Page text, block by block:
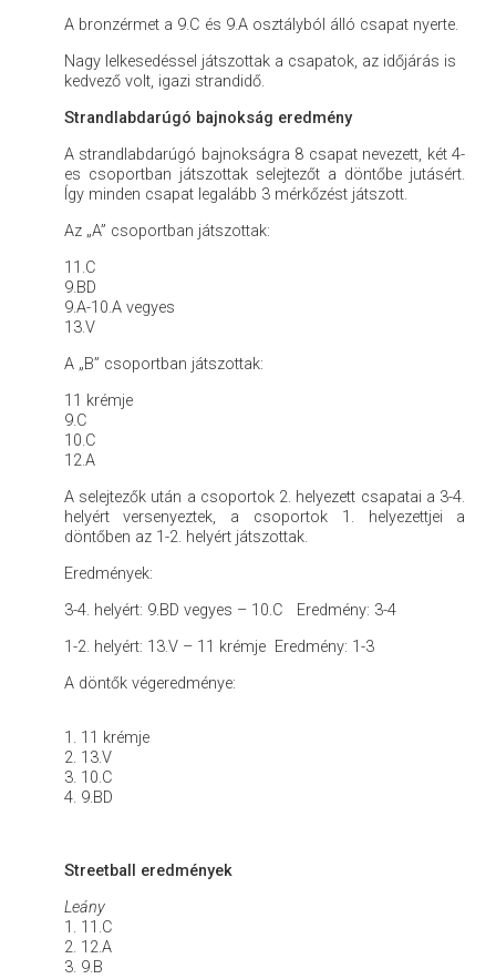
A bronzérmet a 9.C és 9.A osztályból álló csapat nyerte.
Nagy lelkesedéssel játszottak a csapatok, az időjárás is
kedvező volt, igazi strandidő.
Strandlabdarúgó bajnokság eredmény
A strandlabdarúgó bajnokságra 8 csapat nevezett, két 4-
es csoportban játszottak selejtezőt a döntőbe jutásért.
Így minden csapat legalább 3 mérkőzést játszott.
Az „A” csoportban játszottak:
11.C
9.BD
9.A-10.A vegyes
13.V
A „B” csoportban játszottak:
11 krémje
9.C
10.C
12.A
A selejtezők után a csoportok 2. helyezett csapatai a 3-4.
helyért versenyeztek, a csoportok 1. helyezettjei a
döntőben az 1-2. helyért játszottak.
Eredmények:
3-4. helyért: 9.BD vegyes – 10.C Eredmény: 3-4
1-2. helyért: 13.V – 11 krémje Eredmény: 1-3
A döntők végeredménye:
1. 11 krémje
2. 13.V
3. 10.C
4. 9.BD
Streetball eredmények
Leány
1. 11.C
2. 12.A
3. 9.B